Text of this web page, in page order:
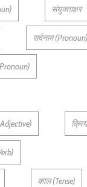
संयुक्ताक्षर
सर्वनाम (Pronoun)
काल (Tense)